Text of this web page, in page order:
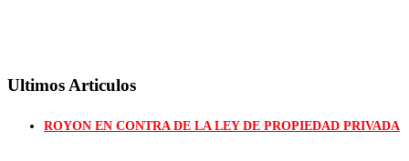
Ultimos Articulos
ROYON EN CONTRA DE LA LEY DE PROPIEDAD PRIVADA